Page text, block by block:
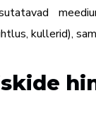
kullerid),